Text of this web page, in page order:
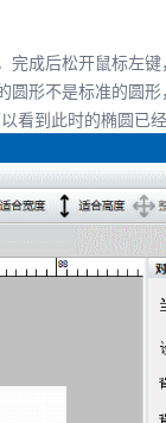
成后松开鼠标左
形不是标准的圆
到此时的椭圆已